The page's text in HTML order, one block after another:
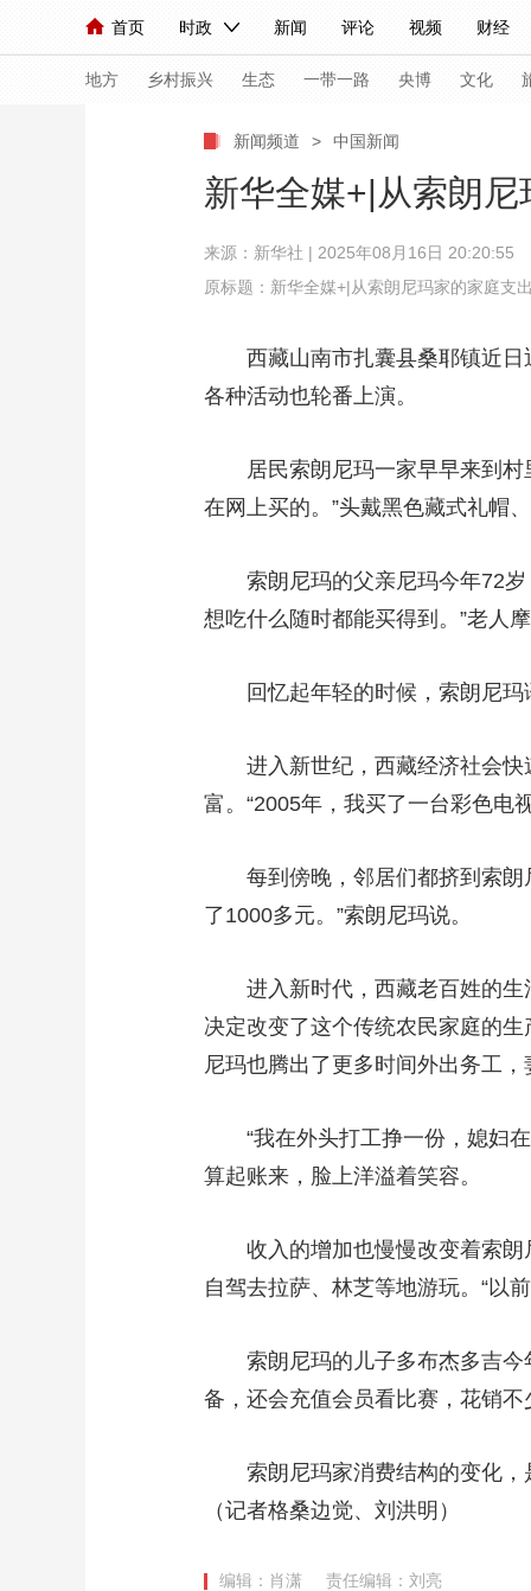
首页 时政 新闻 评论 视频 财经
人民领袖习近平 联播+ 中国领导人 央视快评 习
直播 栏目大全 节目单 听音 微视频
海外频道 iPanda English Монгол
地方 乡村振兴 生态 一带一路 央博 文化
小央视频 小央直播 直播中国 熊
前线 比划 快看 蓝海中国
竞猜 2026年世界杯 2026年
CCTV奥林匹克频道 生活体育大会
乡村振兴 生态环境 一带一路
大国展会 大国保险 云顶对话
CCTV.节目官网 直播 节目单 栏目 片库
新闻频道 > 中国新闻
新华全媒+|从索朗
来源： 新华社 | 2025年08月16日 20:20:55
原标题：新华全媒+|从索朗尼玛家的家庭支
西藏山南市扎囊县桑耶镇近日
各种活动也轮番上演。
居民索朗尼玛一家早早来到村
在网上买的。”头戴黑色藏式礼帽
索朗尼玛的父亲尼玛今年72岁
想吃什么随时都能买得到。”老人
回忆起年轻的时候，索朗尼玛
进入新世纪，西藏经济社会快
富。“2005年，我买了一台彩色电
每到傍晚，邻居们都挤到索朗尼
了1000多元。”索朗尼玛说。
进入新时代，西藏老百姓的生
决定改变了这个传统农民家庭的
尼玛也腾出了更多时间外出务工
“我在外头打工挣一份，媳妇在
算起账来，脸上洋溢着笑容。
收入的增加也慢慢改变着索朗尼
自驾去拉萨、林芝等地游玩。“以
索朗尼玛的儿子多布杰多吉今
备，还会充值会员看比赛，花销
索朗尼玛家消费结构的变化，
（记者格桑边觉、刘洪明）
编辑：肖潇 责任编辑：刘亮